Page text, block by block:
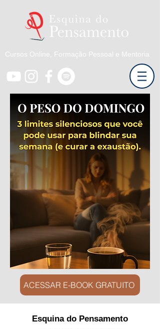
Cursos Online, Formação Pessoal e Mentoria
ACESSAR E-BOOK GRATUITO
Esquina do Pensamento